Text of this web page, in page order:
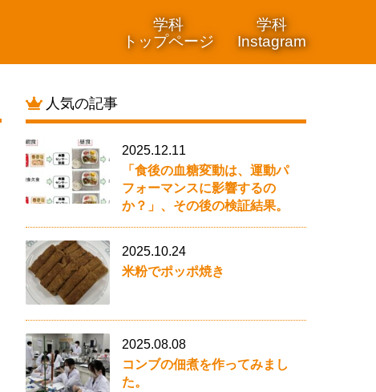
学科
トップページ
学科
Instagram
人気の記事
2025.12.11
「食後の血糖変動は、運動パ
フォーマンスに影響するの
か？」、その後の検証結果。
2025.10.24
米粉でポッポ焼き
2025.08.08
コンブの佃煮を作ってみまし
た。